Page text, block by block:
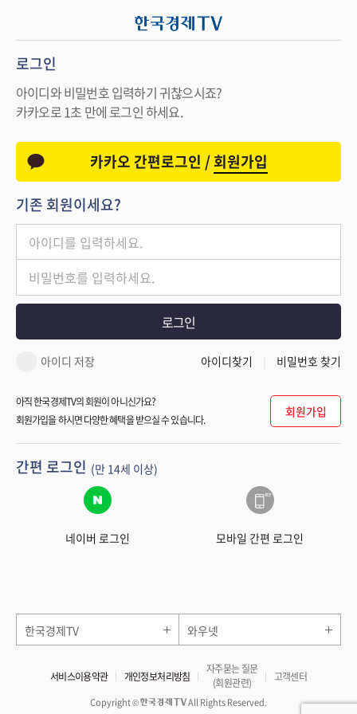
로그인
아이디와 비밀번호 입력하기 귀찮으시죠?
카카오로 1초 만에 로그인 하세요.
카카오 간편로그인 /회원가입
기존 회원이세요?
로그인
아이디 저장 아이디찾기 비밀번호 찾기
아직 한국경제TV의 회원이 아니신가요?
회원가입을 하시면 다양한 혜택을 받으실 수 있습니다.
회원가입
간편 로그인 (만 14세 이상)
네이버 로그인 모바일 간편 로그인
한국경제TV 와우넷
서비스이용약관 개인정보처리방침
자주묻는 질문
(회원관련)
고객센터
Copyright © All Rights Reserved.